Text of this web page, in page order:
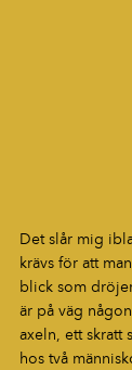
Det slår mig
krävs för att
blick som
är på väg
axeln, ett skratt
hos två